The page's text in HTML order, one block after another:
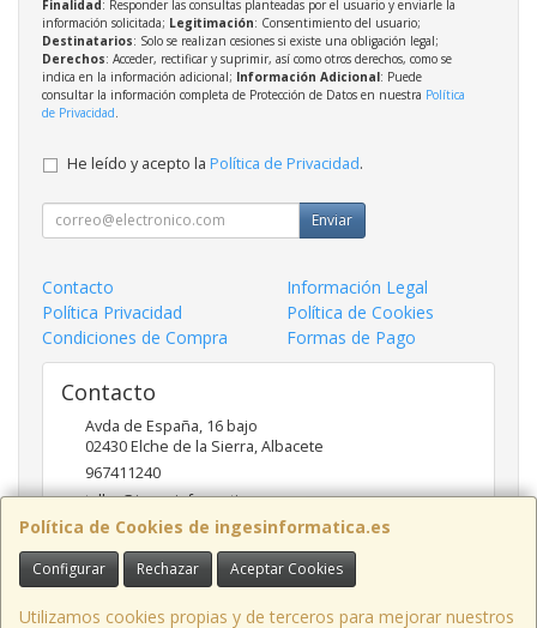
Política de Cookies de ingesinformatica.es
Configurar Rechazar Aceptar Cookies
Utilizamos cookies propias y de terceros para mejorar nuestros
Finalidad: Responder las consultas planteadas por el usuario y enviarle la
información solicitada; Legitimación: Consentimiento del usuario;
Destinatarios: Solo se realizan cesiones si existe una obligación legal;
Derechos: Acceder, rectificar y suprimir, así como otros derechos, como se
indica en la información adicional; Información Adicional: Puede
consultar la información completa de Protección de Datos en nuestra Política
de Privacidad
He leído y acepto la Política de Privacidad.
Enviar
Contacto
Información Legal
Política Privacidad
Política de Cookies
Condiciones de Compra
Formas de Pago
Contacto
Avda de España, 16 bajo
02430Elche de la Sierra,Albacete
967411240
taller@ingesinformatica.es
Horario
9 a 14 y 17 a 20